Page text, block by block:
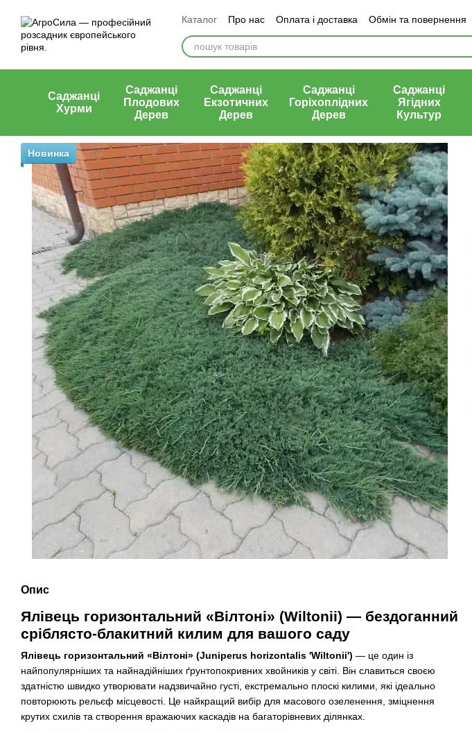
Каталог Про нас Оплата і доставка Обмін та повернення
Статті
Контакти Відгуки про магазин
Саджанці
Хурми
Саджанці
Плодових
Дерев
Саджанці
Екзотичних
Дерев
Саджанці
Горіхоплідних
Дерев
Саджанці
Ягідних
Культур
Новинка
Опис
Ялівець горизонтальний «Вілтоні» (Wiltonii) — бездоганний
сріблясто-блакитний килим для вашого саду
Ялівець горизонтальний «Вілтоні» (Juniperus horizontalis 'Wiltonii') — це один із
найпопулярніших та найнадійніших ґрунтопокривних хвойників у світі. Він славиться своєю
здатністю швидко утворювати надзвичайно густі, екстремально плоскі килими, які ідеально
повторюють рельєф місцевості. Це найкращий вибір для масового озеленення, зміцнення
крутих схилів та створення вражаючих каскадів на багаторівневих ділянках.